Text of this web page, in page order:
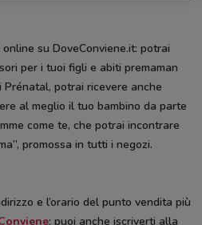
online su DoveConviene.it: potrai
per i tuoi figli e abiti premaman
potrai ricevere anche
al meglio il tuo bambino da parte
come te, che potrai incontrare
promossa in tutti i negozi.
e l’orario del punto vendita più
; puoi anche iscriverti alla